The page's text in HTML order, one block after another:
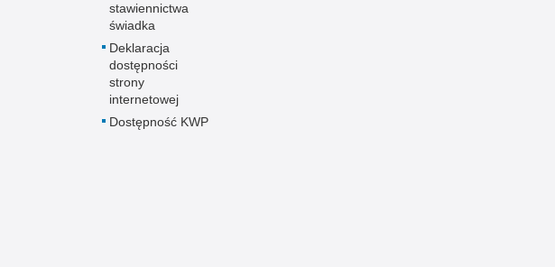
stawiennictwa
świadka
Deklaracja
dostępności
strony
internetowej
Dostępność KWP